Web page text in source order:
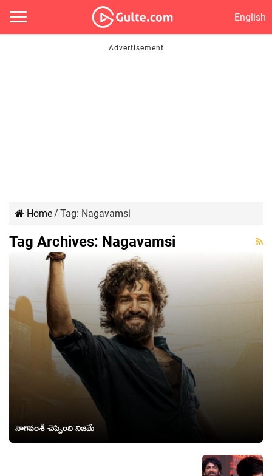
English
Home/ Tag: Nagavamsi
Tag Archives: Nagavamsi
నాగ‌వంశీ చెప్పింది నిజమే